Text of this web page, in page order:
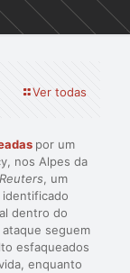
Ver todas
por um
nos Alpes da
Reuters, um
dentro do
seguem
esfaqueados
enquanto